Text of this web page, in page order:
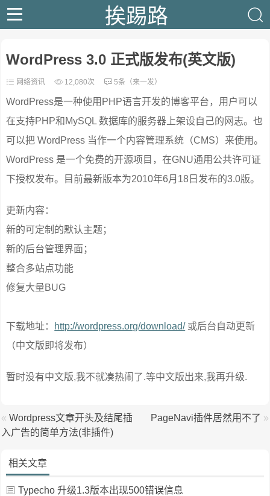
挨踢路
WordPress 3.0 正式版发布(英文版)
网络资讯 12,080次 5条（来一发）
WordPress是一种使用PHP语言开发的博客平台，用户可以
在支持PHP和MySQL 数据库的服务器上架设自己的网志。也
可以把 WordPress 当作一个内容管理系统（CMS）来使用。
WordPress 是一个免费的开源项目，在GNU通用公共许可证
下授权发布。目前最新版本为2010年6月18日发布的3.0版。
更新内容：
新的可定制的默认主题；
新的后台管理界面；
整合多站点功能
修复大量BUG
下载地址： http://wordpress.org/download/或后台自动更新
（中文版即将发布）
暂时没有中文版,我不就凑热闹了.等中文版出来,我再升级.
« Wordpress文章开头及结尾插
入广告的简单方法(非插件)
PageNavi插件居然用不了 »
相关文章
Typecho 升级1.3版本出现500错误信息